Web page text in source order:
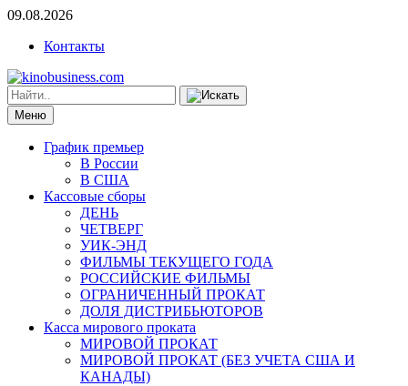
09.08.2026
Контакты
Меню
График премьер
В России
В США
Кассовые сборы
ДЕНЬ
ЧЕТВЕРГ
УИК-ЭНД
ФИЛЬМЫ ТЕКУЩЕГО ГОДА
РОССИЙСКИЕ ФИЛЬМЫ
ОГРАНИЧЕННЫЙ ПРОКАТ
ДОЛЯ ДИСТРИБЬЮТОРОВ
Касса мирового проката
МИРОВОЙ ПРОКАТ
МИРОВОЙ ПРОКАТ (БЕЗ УЧЕТА США И
КАНАДЫ)